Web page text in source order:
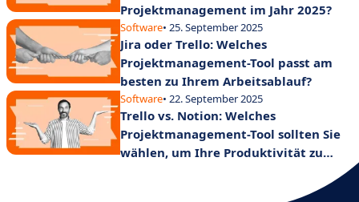
Projektmanagement im Jahr 2025?
Software• 25. September 2025
Jira oder Trello: Welches
Projektmanagement-Tool passt am
besten zu Ihrem Arbeitsablauf?
Software• 22. September 2025
Trello vs. Notion: Welches
Projektmanagement-Tool sollten Sie
wählen, um Ihre Produktivität zu